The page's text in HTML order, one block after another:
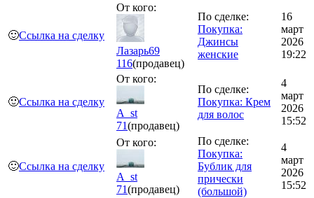
🙂Ссылка на сделку
От кого:
Лазарь69
116(продавец)
По сделке:
Покупка:
Джинсы
женские
16
март
2026
19:22
🙂Ссылка на сделку
От кого:
A_st
71(продавец)
По сделке:
Покупка: Крем
для волос
4
март
2026
15:52
🙂Ссылка на сделку
От кого:
A_st
71(продавец)
По сделке:
Покупка:
Бублик для
прически
(большой)
4
март
2026
15:52